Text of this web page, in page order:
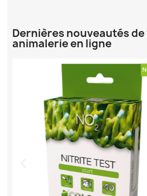
Dernières nouveautés
animalerie en ligne